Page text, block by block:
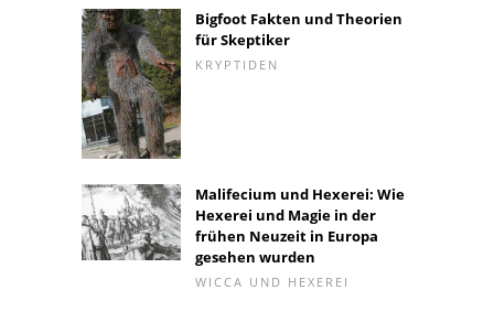
Bigfoot Fakten und Theorien
für Skeptiker
KRYPTIDEN
Malifecium und Hexerei: Wie
Hexerei und Magie in der
frühen Neuzeit in Europa
gesehen wurden
WICCA UND HEXEREI